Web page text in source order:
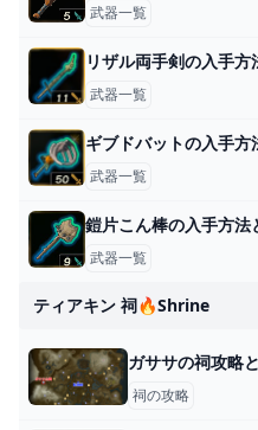
武器一覧
リザル両手剣の入手方
武器一覧
ギブドバットの入手方
武器一覧
鎧片こん棒の入手方法
武器一覧
ティアキン 祠🔥shrine
ガササの祠攻略
祠の攻略